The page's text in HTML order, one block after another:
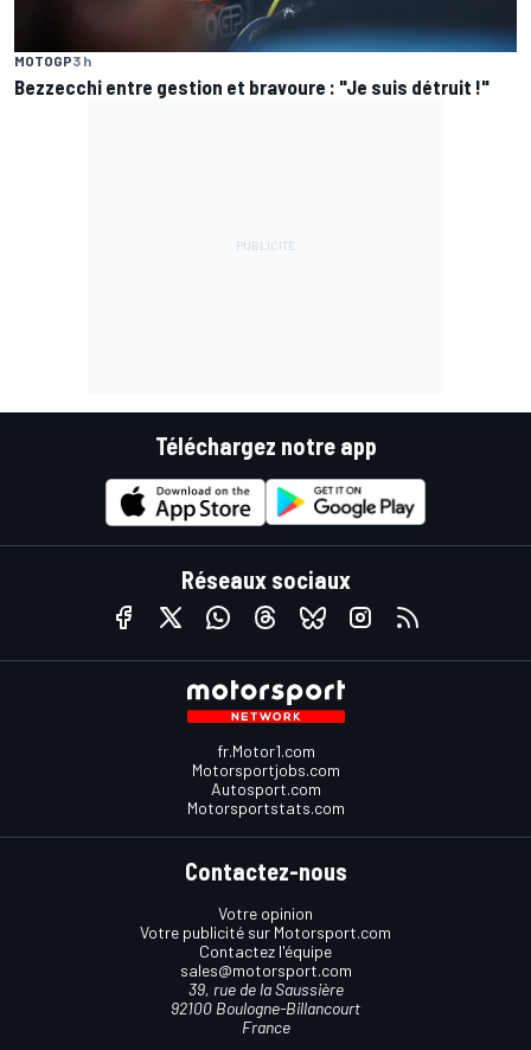
MOTOGP3 h
Bezzecchi entre gestion et bravoure : "Je suis détruit !"
Téléchargez notre app
Réseaux sociaux
fr.Motor1.com
Motorsportjobs.com
Autosport.com
Motorsportstats.com
Contactez-nous
Votre opinion
Votre publicité sur Motorsport.com
Contactez l'équipe
sales@motorsport.com
39, rue de la Saussière
92100 Boulogne-Billancourt
France